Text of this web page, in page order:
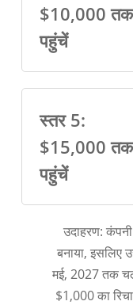
$10,000 तक
पहुंचें
स्तर 5:
$15,000 तक
पहुंचें
उदाहरण:
बनाया, इसलिए
मई, 2027 तक
$1,000 का